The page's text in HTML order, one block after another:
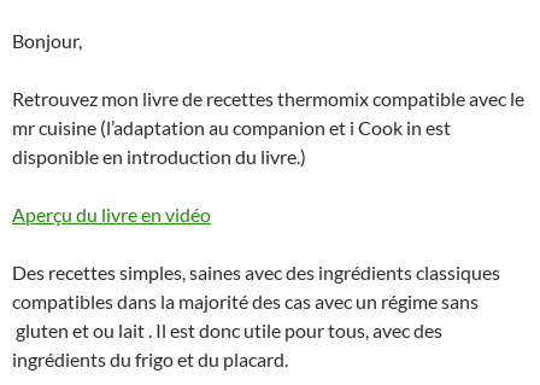
Bonjour,
Retrouvez mon livre de recettes thermomix compatible avec le
mr cuisine (l’adaptation au companion et i Cook in est
disponible en introduction du livre.)
Aperçu du livre en vidéo
Des recettes simples, saines avec des ingrédients classiques
compatibles dans la majorité des cas avec un régime sans
gluten et ou lait . Il est donc utile pour tous, avec des
ingrédients du frigo et du placard.